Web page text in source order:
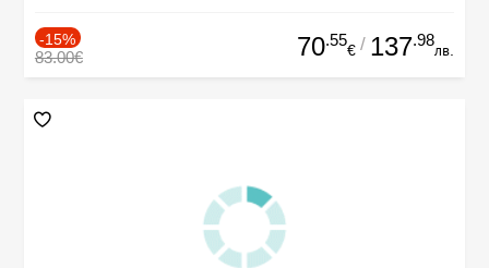
-15%
83.00€ 70.55
€ / 137.98
лв.